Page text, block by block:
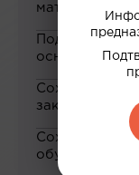
материалам
Подборка
основе ваших
Сохранение
закладки
Сохранение
обучению